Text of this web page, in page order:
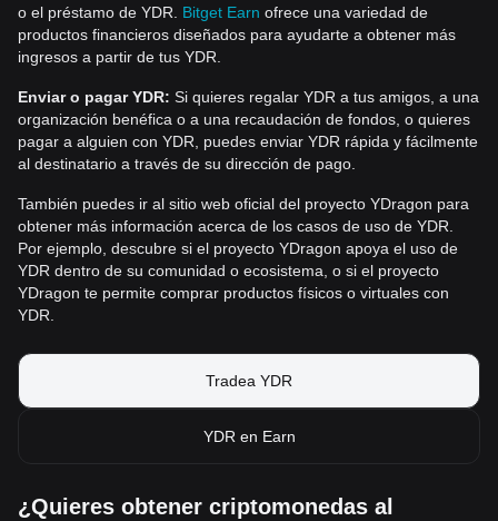
o el préstamo de YDR. Bitget Earn ofrece una variedad de
productos financieros diseñados para ayudarte a obtener más
ingresos a partir de tus YDR.
Enviar o pagar YDR: Si quieres regalar YDR a tus amigos, a una
organización benéfica o a una recaudación de fondos, o quieres
pagar a alguien con YDR, puedes enviar YDR rápida y fácilmente
al destinatario a través de su dirección de pago.
También puedes ir al sitio web oficial del proyecto YDragon para
obtener más información acerca de los casos de uso de YDR.
Por ejemplo, descubre si el proyecto YDragon apoya el uso de
YDR dentro de su comunidad o ecosistema, o si el proyecto
YDragon te permite comprar productos físicos o virtuales con
YDR.
Tradea YDR
YDR en Earn
¿Quieres obtener criptomonedas al